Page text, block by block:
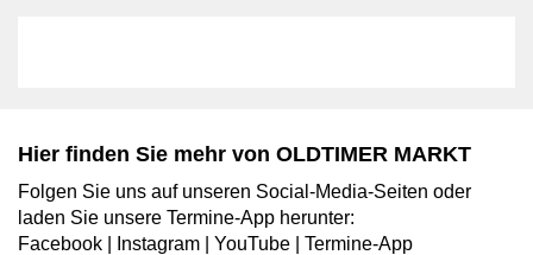
Hier finden Sie mehr von OLDTIMER MARKT
Folgen Sie uns auf unseren Social-Media-Seiten oder
laden Sie unsere Termine-App herunter:
Facebook
Instagram YouTube Termine-App